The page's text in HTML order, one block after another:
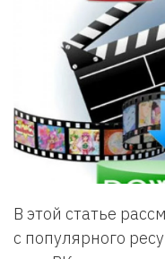
В этой статье
с популярного